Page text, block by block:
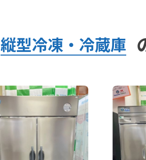
縦型冷凍・冷蔵庫